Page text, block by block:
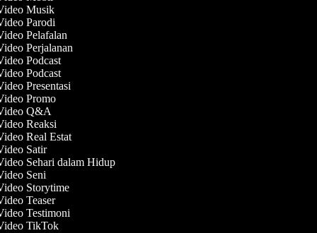
Musik
Parodi
Pelafalan
Perjalanan
Podcast
Podcast
Presentasi
Promo
Q&A
Reaksi
Real Estat
Satir
Sehari dalam Hidup
Seni
Storytime
Teaser
Testimoni
TikTok